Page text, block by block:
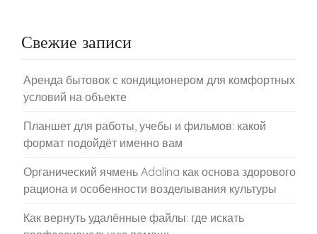
Свежие записи
Аренда бытовок с кондиционером для комфортных
условий на объекте
Планшет для работы, учебы и фильмов: какой
формат подойдёт именно вам
Органический ячмень Adalina как основа здорового
рациона и особенности возделывания культуры
Как вернуть удалённые файлы: где искать